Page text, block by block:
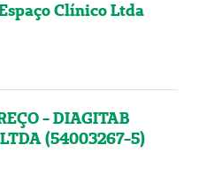
Clínico Ltda
- DIAGITAB
(54003267-5)